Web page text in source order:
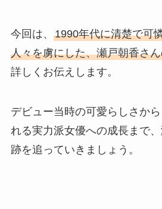
今回は、 1990年代に清楚で可
人々を虜にした、瀬戸朝香さ
詳しくお伝えします。
デビュー当時の可愛らしさか
れる実力派女優への成長まで
跡を追っていきましょう。